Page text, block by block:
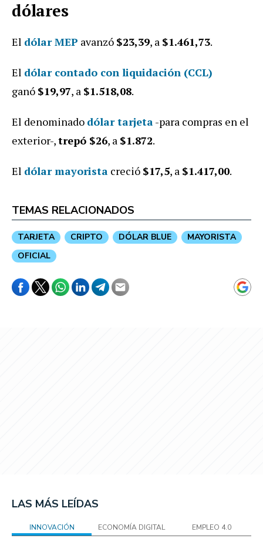
dólares
El dólar MEP avanzó $23,39, a $1.461,73.
El dólar contado con liquidación (CCL)
ganó $19,97, a $1.518,08.
El denominado dólar tarjeta-para compras en el
exterior-,trepó $26, a $1.872.
El dólar mayorista creció $17,5, a $1.417,00.
TEMAS RELACIONADOS
TARJETA CRIPTO DÓLAR BLUE
MAYORISTA
OFICIAL
LAS MÁS LEÍDAS
INNOVACIÓN ECONOMÍA DIGITAL EMPLEO 4.0